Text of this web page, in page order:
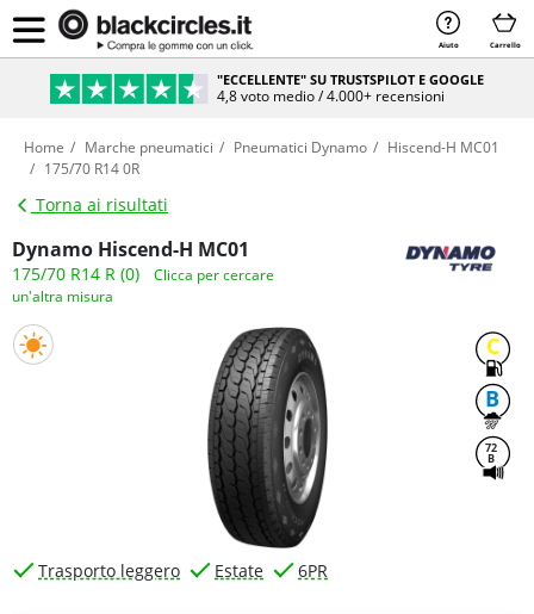
Aiuto Carrello
"ECCELLENTE" SU TRUSTSPILOT E GOOGLE
4,8 voto medio / 4.000+ recensioni
Home Marche pneumatici Pneumatici Dynamo
Hiscend-H MC01
175/70 R14 0R
Torna ai risultati
Dynamo Hiscend-H MC01
175/70 R14 R (0)
Clicca per cercare
un'altra misura
C
B
72
B
Trasporto leggero Estate 6PR